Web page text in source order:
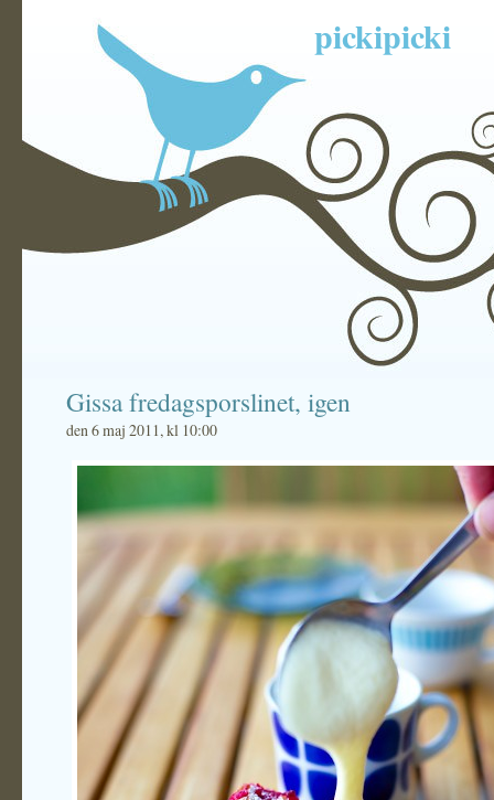
pickipicki
Gissa fredagsporslinet, igen
den 6 maj 2011, kl 10:00